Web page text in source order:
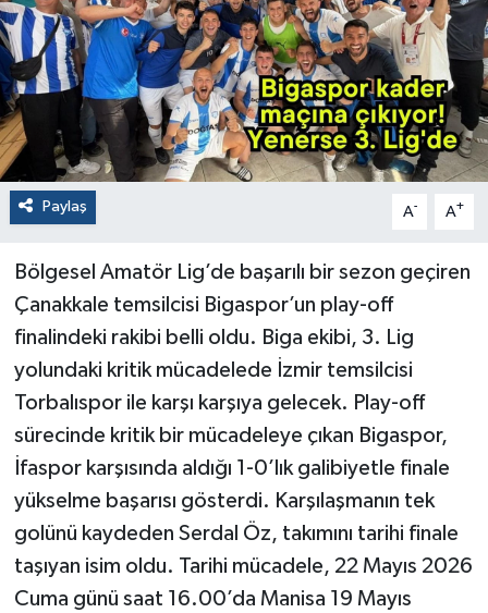
Paylaş A- A+
Bölgesel Amatör Lig’de başarılı bir sezon geçiren
Çanakkale temsilcisi Bigaspor’un play-off
finalindeki rakibi belli oldu. Biga ekibi, 3. Lig
yolundaki kritik mücadelede İzmir temsilcisi
Torbalıspor ile karşı karşıya gelecek. Play-off
sürecinde kritik bir mücadeleye çıkan Bigaspor,
İfaspor karşısında aldığı 1-0’lık galibiyetle finale
yükselme başarısı gösterdi. Karşılaşmanın tek
golünü kaydeden Serdal Öz, takımını tarihi finale
taşıyan isim oldu. Tarihi mücadele, 22 Mayıs 2026
Cuma günü saat 16.00’da Manisa 19 Mayıs